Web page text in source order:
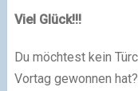
Viel Glück!!!
Du möchtest kein
Vortag gewonnen